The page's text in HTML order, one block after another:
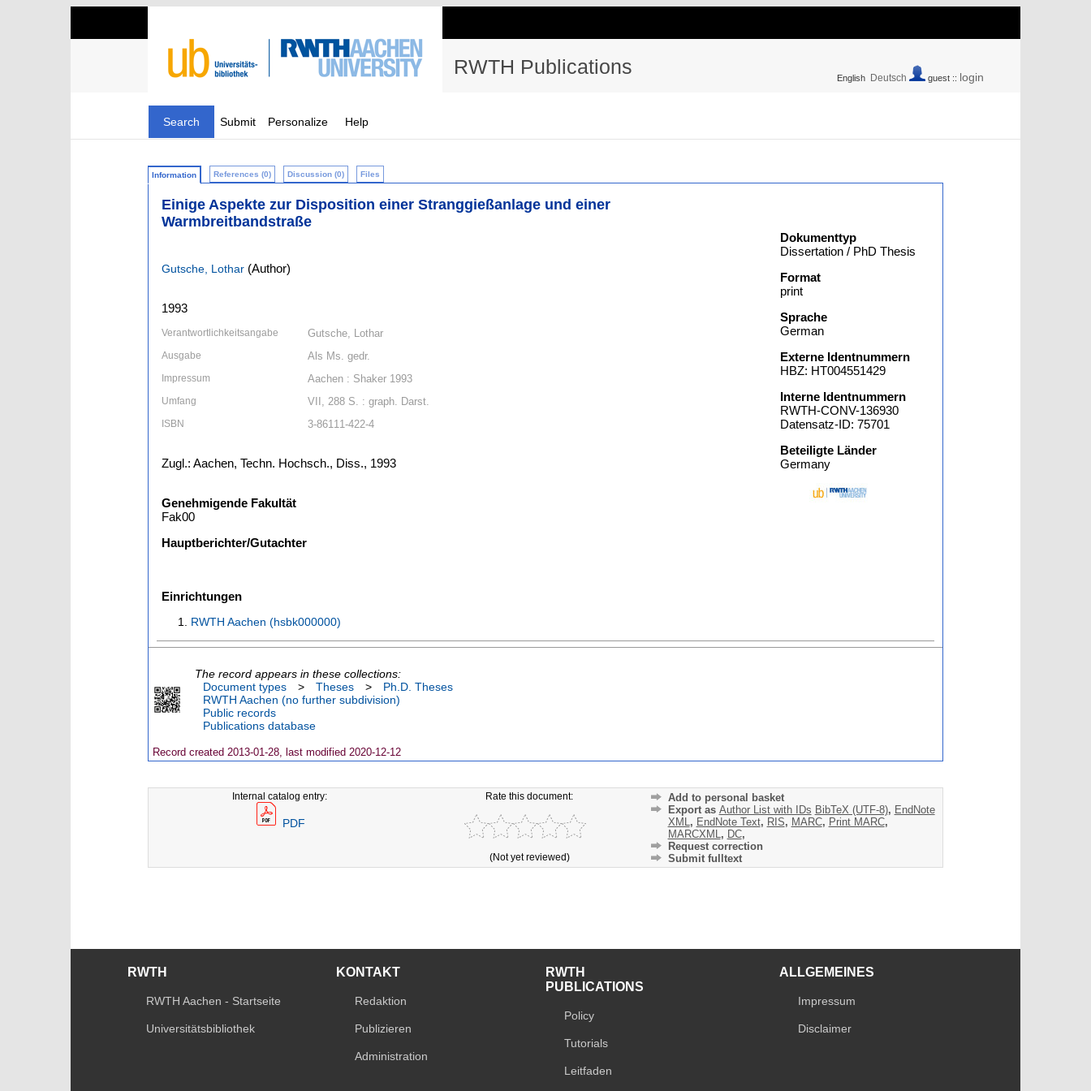
RWTH Publications English Deutsch guest :: login
Search Submit Personalize Help
Information References (0) Discussion (0) Files
Einige Aspekte zur Disposition einer Stranggießanlage und einer
Warmbreitbandstraße
Gutsche, Lothar (Author)
1993
Verantwortlichkeitsangabe Gutsche, Lothar
Ausgabe Als Ms. gedr.
Impressum Aachen : Shaker 1993
Umfang VII, 288 S. : graph. Darst.
ISBN 3-86111-422-4
Zugl.: Aachen, Techn. Hochsch., Diss., 1993
Genehmigende Fakultät
Fak00
Hauptberichter/Gutachter
Einrichtungen
RWTH Aachen (hsbk000000)
Dokumenttyp
Dissertation / PhD Thesis
Format
print
Sprache
German
Externe Identnummern
HBZ: HT004551429
Interne Identnummern
RWTH-CONV-136930
Datensatz-ID: 75701
Beteiligte Länder
Germany
The record appears in these collections:
Document types
> Theses >
Ph.D. Theses
RWTH Aachen (no further subdivision)
Public records
Publications database
Record created 2013-01-28, last modified 2020-12-12
Internal catalog entry:
PDF
Rate this document:
(Not yet reviewed)
Add to personal basket
Export as Author List with IDs BibTeX (UTF-8), EndNote
XML , EndNote Text, RIS, MARC, Print MARC,
MARCXML , DC,
Request correction
Submit fulltext
RWTH
RWTH Aachen - Startseite
Universitätsbibliothek
KONTAKT
Redaktion
Publizieren
Administration
RWTH
PUBLICATIONS
Policy
Tutorials
Leitfaden
ALLGEMEINES
Impressum
Disclaimer